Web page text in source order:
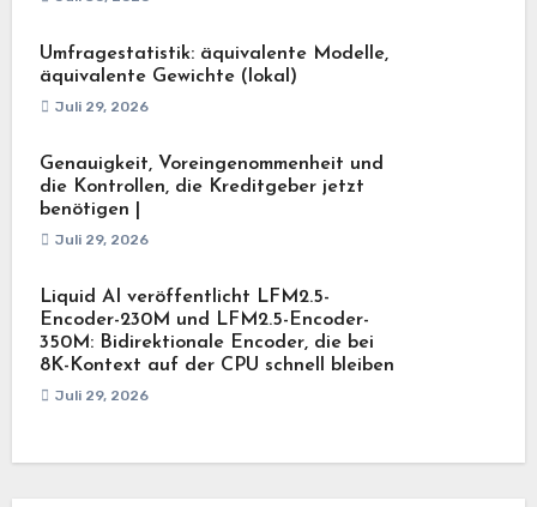
Umfragestatistik: äquivalente Modelle,
äquivalente Gewichte (lokal)
Juli 29, 2026
Genauigkeit, Voreingenommenheit und
die Kontrollen, die Kreditgeber jetzt
benötigen |
Juli 29, 2026
Liquid AI veröffentlicht LFM2.5-
Encoder-230M und LFM2.5-Encoder-
350M: Bidirektionale Encoder, die bei
8K-Kontext auf der CPU schnell bleiben
Juli 29, 2026